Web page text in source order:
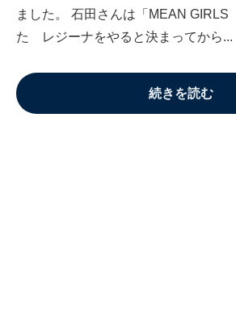
ました。 石田さんは「MEAN
た レジーナをやると決まってから...
続きを読む